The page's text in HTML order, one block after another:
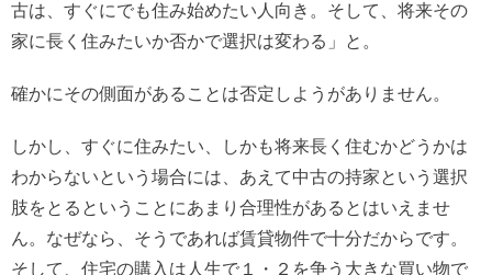
古は、すぐにでも住み始めたい人向き。そして、将来その
家に長く住みたいか否かで選択は変わる」と。
確かにその側面があることは否定しようがありません。
しかし、すぐに住みたい、しかも将来長く住むかどうかは
わからないという場合には、あえて中古の持家という選択
肢をとるということにあまり合理性があるとはいえませ
ん。なぜなら、そうであれば賃貸物件で十分だからです。
そして、住宅の購入は人生で１・２を争う大きな買い物で